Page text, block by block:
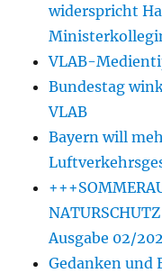
widerspricht
VLAB-
Bundestag
VLAB
Bayern will
Ausgabe 02/
Gedanken und